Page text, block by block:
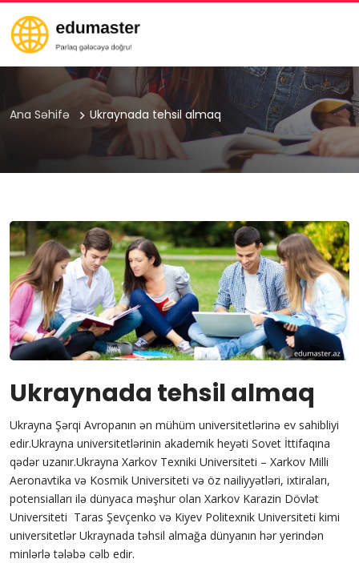
Ana Səhifə Ukraynada tehsil almaq
Ukraynada tehsil almaq
Ukrayna Şərqi Avropanın ən mühüm universitetlərinə ev sahibliyi
edir.Ukrayna universitetlərinin akademik heyəti Sovet İttifaqına
qədər uzanır.Ukrayna Xarkov Texniki Universiteti – Xarkov Milli
Aeronavtika və Kosmik Universiteti və öz nailiyyətləri, ixtiraları,
potensialları ilə dünyaca məşhur olan Xarkov Karazin Dövlət
Universiteti Taras Şevçenko və Kiyev Politexnik Universiteti kimi
universitetlər Ukraynada təhsil almağa dünyanın hər yerindən
minlərlə tələbə cəlb edir.